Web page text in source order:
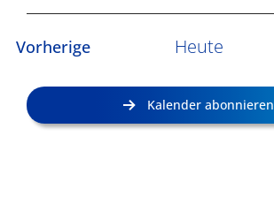
VorherigeVeranstaltungen
Heute
Kalender abonnieren